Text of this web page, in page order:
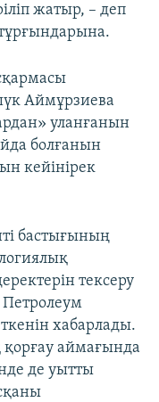
жатыр, – деп
Аймұрзиева
уланғанын
болғанын
кейінірек
бастығының
тексеру
хабарлады.
аймағында
де уытты